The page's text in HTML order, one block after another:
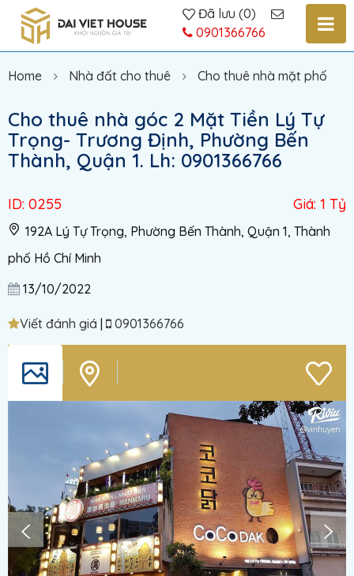
Đã lưu (0)
0901366766
Home Nhà đất cho thuê Cho thuê nhà mặt phố
Cho thuê nhà góc 2 Mặt Tiền Lý Tự
Trọng- Trương Định, Phường Bến
Thành, Quận 1. Lh: 0901366766
ID: 0255 Giá: 1 Tỷ
192A Lý Tự Trọng, Phường Bến Thành, Quận 1, Thành
phố Hồ Chí Minh
13/10/2022
Viết đánh giá | 0901366766